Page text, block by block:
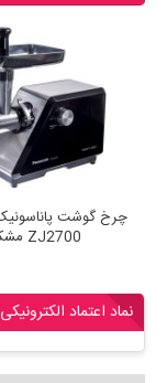
ZJ2700 مشکی
نماد اعتماد الکترونیکی